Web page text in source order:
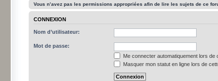
Vous n’avez pas les permissions appropriées afin de lire les sujets de ce
CONNEXION
Nom d’utilisateur:
Mot de passe:
Me connecter automatiquement lors de
Masquer mon statut en ligne lors de